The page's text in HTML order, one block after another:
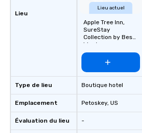
Lieu
Type de lieu
Emplacement
Évaluation du lieu
Lieu actuel
Apple Tree Inn,
SureStay
Collection by Best
Western
Boutique hotel
Petoskey, US
-